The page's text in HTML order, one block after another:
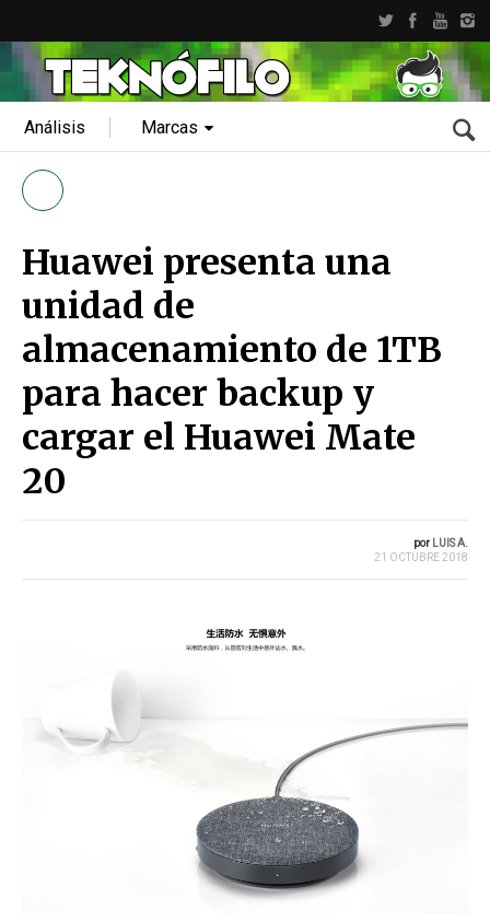
Análisis Marcas
Huawei presenta una
unidad de
almacenamiento de 1TB
para hacer backup y
cargar el Huawei Mate
20
por LUIS A.
21 OCTUBRE 2018